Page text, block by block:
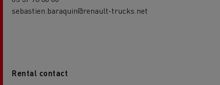
sebastien.baraquin@renault-trucks.net
Rental contact